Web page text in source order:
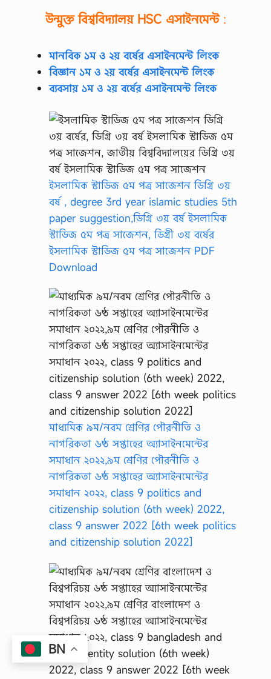
উন্মুক্ত বিশ্ববিদ্যালয় HSC এসাইনমেন্ট:
মানবিক ১ম ও ২য় বর্ষের এসাইনমেন্ট লিংক
বিজ্ঞান ১ম ও ২য় বর্ষের এসাইনমেন্ট লিংক
ব্যবসায় ১ম ও ২য় বর্ষের এসাইনমেন্ট লিংক
ইসলামিক স্টাডিজ ৫ম পত্র সাজেশন ডিগ্রি ৩য়
বর্ষ , degree 3rd year islamic studies 5th
paper suggestion,ডিগ্রি ৩য় বর্ষ ইসলামিক
স্টাডিজ ৫ম পত্র সাজেশন, ডিগ্রী ৩য় বর্ষের
ইসলামিক স্টাডিজ ৫ম পত্র সাজেশন PDF
Download
মাধ্যমিক ৯ম/নবম শ্রেণির পৌরনীতি ও
নাগরিকতা ৬ষ্ঠ সপ্তাহের অ্যাসাইনমেন্টের
সমাধান ২০২২,৯ম শ্রেণির পৌরনীতি ও
নাগরিকতা ৬ষ্ঠ সপ্তাহের অ্যাসাইনমেন্টের
সমাধান ২০২২, class 9 politics and
citizenship solution (6th week) 2022,
class 9 answer 2022 [6th week politics
and citizenship solution 2022]
BN